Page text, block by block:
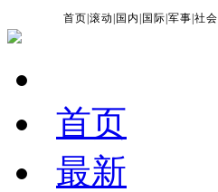
首页 |滚动 国内 国际 |军事 |社会
首页
最新